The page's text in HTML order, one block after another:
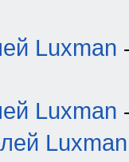
Luxman
Luxman
Luxman